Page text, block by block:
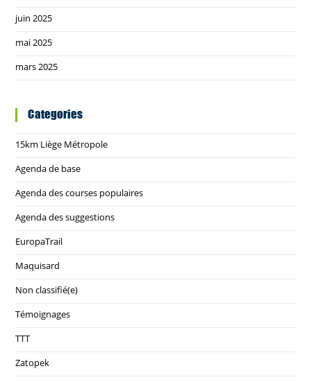
juin 2025
mai 2025
mars 2025
Categories
15km Liège Métropole
Agenda de base
Agenda des courses populaires
Agenda des suggestions
EuropaTrail
Maquisard
Non classifié(e)
Témoignages
TTT
Zatopek